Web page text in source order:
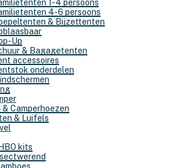
1-4 persoons
4-6 persoons
& Bijzettenten
Up
& Bagagetenten
accessoires
onderdelen
& Camperhoezen
& Luifels
kits